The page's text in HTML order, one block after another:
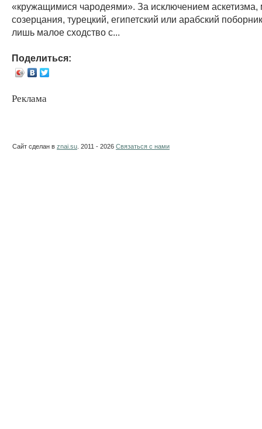
«кружащимися чародеями». За исключением аскетизма,
созерцания, турецкий, египетский или арабский
лишь малое сходство с...
Поделиться:
Реклама
Сайт сделан в znai.su . 2011 - 2026 Связаться с нами